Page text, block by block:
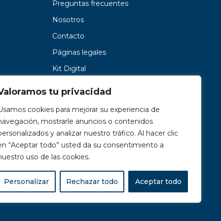
tu privacidad
cookies para mejorar su experiencia de
mostrarle anuncios o contenidos
y analizar nuestro tráfico. Al hacer clic
“Aceptar todo” usted da su consentimiento a
uso de las cookies.
Personalizar Rechazar todo Aceptar todo
Preguntas frecuentes
Nosotros
Contacto
Páginas legales
Kit Digital